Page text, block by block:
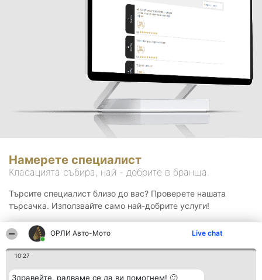
ОРЛИ Aвто-Mото Live chat
10:27
Здравейте, радваме се да ви помогнем! 🙂
Намерете специалист
Класацията събира, най - добрите в бранша.
Търсите специалист близо до вас? Проверете нашата
търсачка. Използвайте само най-добрите услуги!